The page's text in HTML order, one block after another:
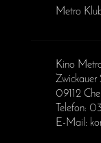
Metro
Kino
Zwickauer
09112
Telefon:
E-Mail: